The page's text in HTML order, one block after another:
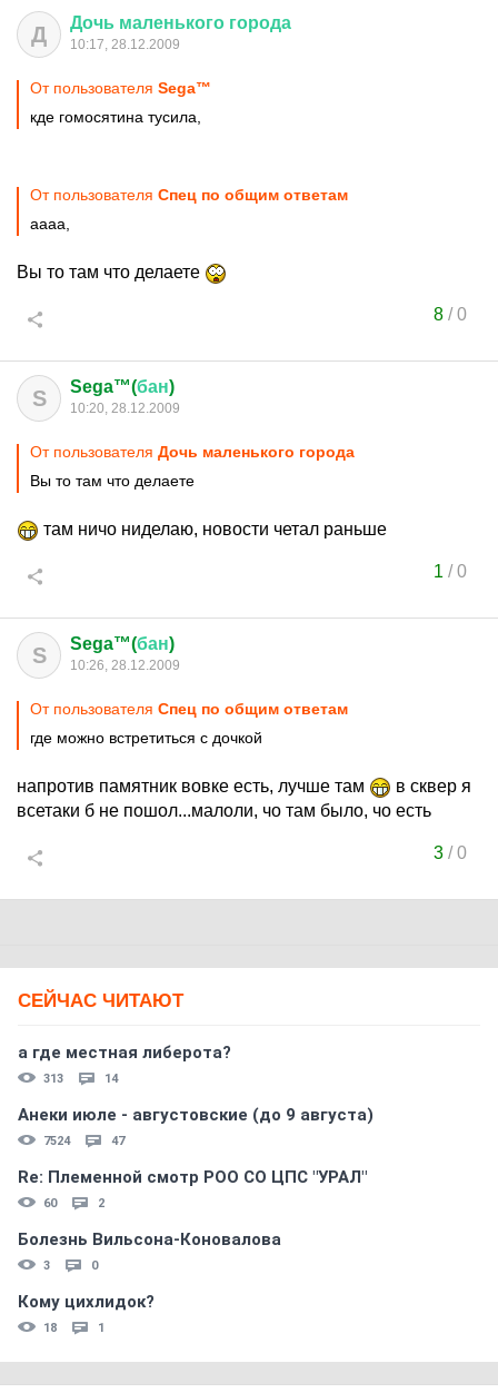
Д Дочь маленького города
10:17, 28.12.2009
От пользователя Sega™
кде гомосятина тусила,
От пользователя Спец по общим ответам
аааа,
Вы то там что делаете
8/0
S Sega™(бан)
10:20, 28.12.2009
От пользователя Дочь маленького города
Вы то там что делаете
там ничо ниделаю, новости четал раньше
1 /0
S Sega™(бан)
10:26, 28.12.2009
От пользователя Спец по общим ответам
где можно встретиться с дочкой
напротив памятник вовке есть, лучше там
в сквер я
всетаки б не пошол...малоли, чо там было, чо есть
3/0
СЕЙЧАС ЧИТАЮТ
а где местная либерота?
313 14
Анеки июле - августовские (до 9 августа)
7524 47
Re: Племеннoй смoтр РOO CO ЦПС "УРАЛ"
60 2
Болезнь Вильсона-Коновалова
3 0
Кому цихлидок?
18 1